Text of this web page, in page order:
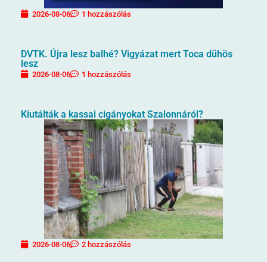
2026-08-06 1 hozzászólás
DVTK. Újra lesz balhé? Vigyázat mert Toca dühös
lesz
2026-08-06 1 hozzászólás
Kiutálták a kassai cigányokat Szalonnáról?
2026-08-06 2 hozzászólás